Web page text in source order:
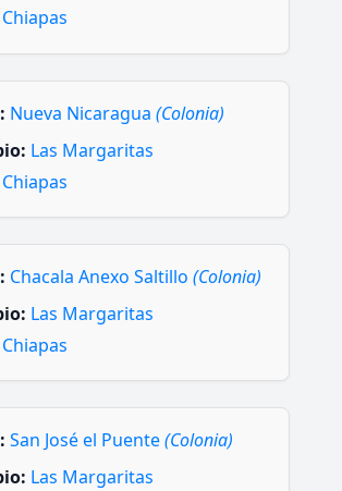
Chiapas
Nueva Nicaragua (Colonia)
Las Margaritas
Chiapas
Chacala Anexo Saltillo (Colonia)
Las Margaritas
Chiapas
San José el Puente(Colonia)
Las Margaritas